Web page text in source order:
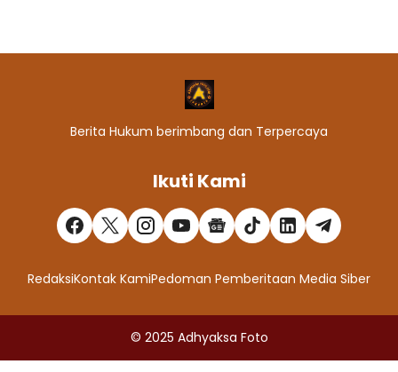
Berita Hukum berimbang dan Terpercaya
Ikuti Kami
RedaksiKontak KamiPedoman Pemberitaan Media Siber
© 2025 Adhyaksa Foto